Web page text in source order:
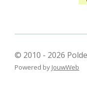
© 2010 - 2026
Powered by JouwWeb